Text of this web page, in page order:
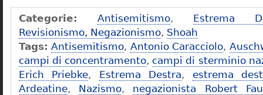
Categorie: Antisemitismo, Estrema
Revisionismo, Negazionismo, Shoah
Tags: Antisemitismo, Antonio Caracciolo,
campi di concentramento, campi di sterminio
Erich Priebke, Estrema Destra, estrema
Ardeatine, Nazismo, negazionista Robert